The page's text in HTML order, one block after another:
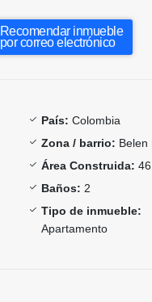
Recomendar inmueble
por correo electrónico
País: Colombia
Zona / barrio: Belen
Área Construida:
Baños: 2
Tipo de inmueble:
Apartamento